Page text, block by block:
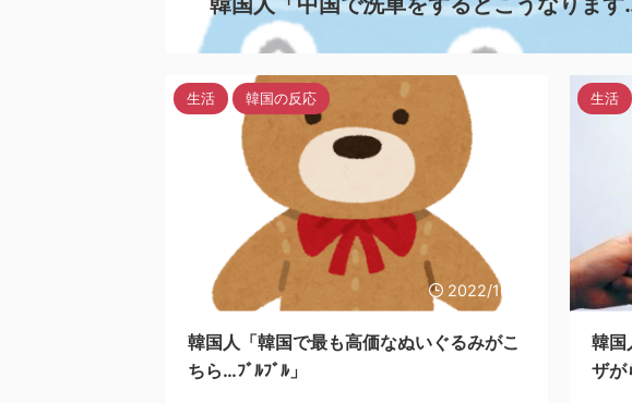
2022/10/23
生活 韓国の反応
韓国人「韓国で最も高価なぬいぐるみがこ
ちら…ﾌﾞﾙﾌﾞﾙ」
生活
韓国
ザが